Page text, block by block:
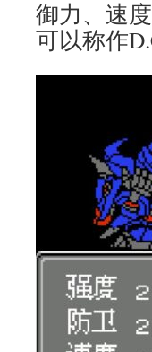
御力、速
可以称作